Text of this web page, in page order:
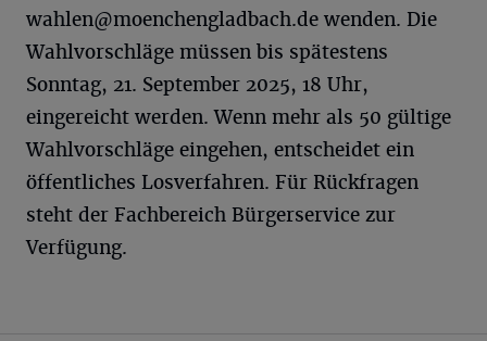
wahlen@moenchengladbach.de wenden. Die
Wahlvorschläge müssen bis spätestens
Sonntag, 21. September 2025, 18 Uhr,
eingereicht werden. Wenn mehr als 50 gültige
Wahlvorschläge eingehen, entscheidet ein
öffentliches Losverfahren. Für Rückfragen
steht der Fachbereich Bürgerservice zur
Verfügung.